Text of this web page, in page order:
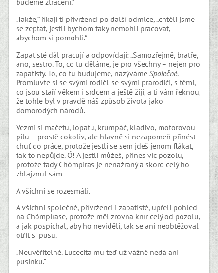
budeme ztracení.“
„Takže,“ říkají ti přívrženci po další odmlce, „chtěli jsme
se zeptat, jestli bychom taky nemohli pracovat,
abychom si pomohli.“
Zapatisté dál pracují a odpovídají: „Samozřejmě, bratře,
ano, sestro. To, co tu děláme, je pro všechny – nejen pro
zapatisty. To, co tu budujeme, nazývámeSpolečné.
Promluvte si se svými rodiči, se svými prarodiči, s těmi,
co jsou staří věkem i srdcem a ještě žijí, a ti vám řeknou,
že tohle byl v pravdě náš způsob života jako
domorodých národů.
Vezmi si mačetu, lopatu, krumpáč, kladivo, motorovou
pilu – prostě cokoliv, ale hlavně si nezapomeň přinést
chuť do práce, protože jestli se sem jdeš jenom flákat,
tak to nepůjde. Ó! A jestli můžeš, přines víc pozolu,
protože tady Chómpiras je nenažraný a skoro celý ho
zblajznul sám.
A všichni se rozesmáli.
A všichni společně, přívrženci i zapatisté, upřeli pohled
na Chómpirase, protože měl zrovna knír celý od pozolu,
a jak pospíchal, aby ho neviděli, tak se ani neobtěžoval
otřít si pusu.
„Neuvěřitelné. Lucecita mu teď už vážně nedá ani
pusinku.“